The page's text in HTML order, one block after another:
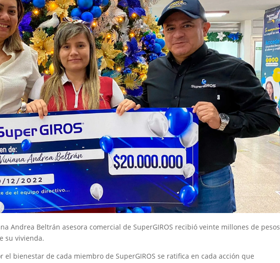
Andrea Beltrán asesora comercial de SuperGIROS recibió veinte millones de pesos
su vivienda.
bienestar de cada miembro de SuperGIROS se ratifica en cada acción que